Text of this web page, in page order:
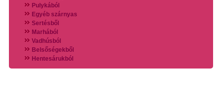
Pulykából
Egyéb szárnyas
Sertésből
Marhából
Vadhúsból
Belsőségekből
Hentesárukból
Vadszárnyasokból